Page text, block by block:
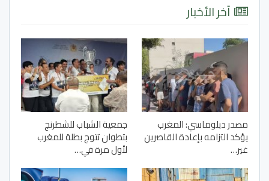
آخر الأخبار
مصدر دبلوماسي: المغرب
يؤكد التزامه بإعادة القاصرين
غير…
جمعية الشباب للشطرنج
بتطوان تتوج بطلة للمغرب
لأول مرة في…